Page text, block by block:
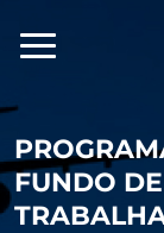
para
FUNDO